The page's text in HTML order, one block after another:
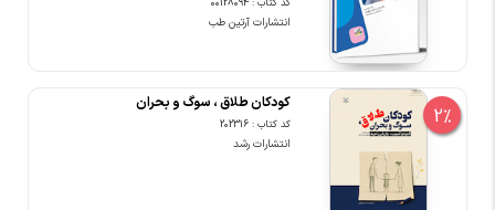
کد کتاب : 00128094
انتشارات آرتین طب
2%
کودکان طلاق ، سوگ و بحران
کد کتاب : 202316
انتشارات رشد